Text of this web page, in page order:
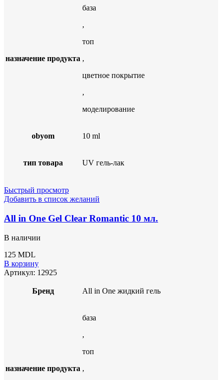
назначение продукта
база
,
топ
,
цветное покрытие
,
моделирование
obyom 10 ml
тип товара UV гель-лак
Быстрый просмотр
Добавить в список желаний
All in One Gel Clear Romantic 10 мл.
В наличии
125 MDL
В корзину
Артикул: 12925
Бренд All in One жидкий гель
назначение продукта
база
,
топ
,